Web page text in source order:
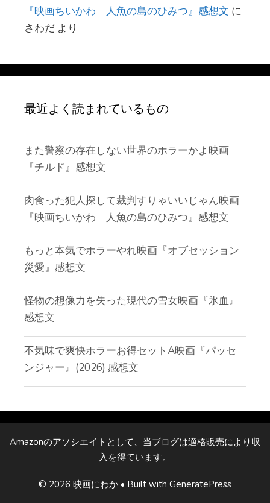
『映画ちいかわ 人魚の島のひみつ』感想文 に
さわだ より
最近よく読まれているもの
また警察の存在しない世界のホラーかよ映画
『チルド』感想文
肉食った犯人探して裁判すりゃいいじゃん映画
『映画ちいかわ 人魚の島のひみつ』感想文
もっと本気でホラーやれ映画『オブセッション
災愛』感想文
怪物の想像力を失った現代の雪女映画『氷血』
感想文
不気味で爽快ホラーお得セットA映画『パッセ
ンジャー』(2026) 感想文
Amazonのアソシエイトとして、当ブログは適格販売により収
入を得ています。
© 2026 映画にわか • Built with GeneratePress